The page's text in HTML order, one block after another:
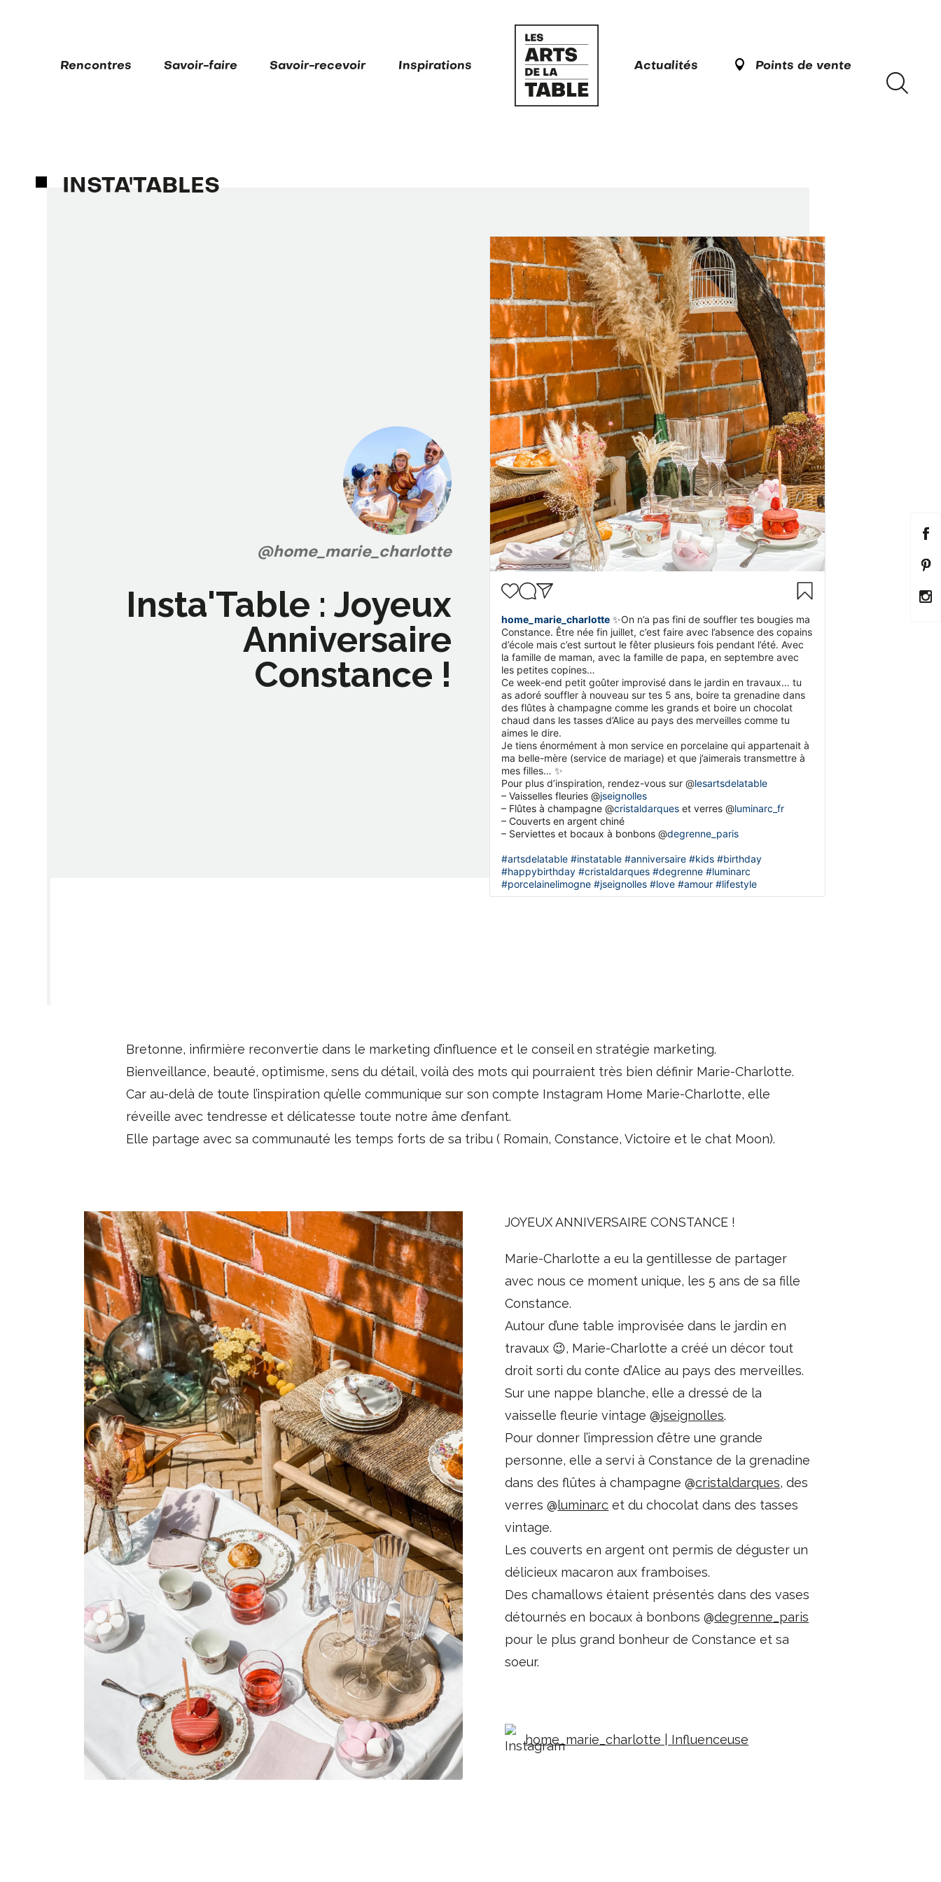
Rencontres Savoir-faire Savoir-recevoir Inspirations Actualités Points de vente
INSTA'TABLES
home_marie_charlotte✨On n’a pas fini de souffler tes bougies ma
Constance. Être née fin juillet, c’est faire avec l’absence des copains
d’école mais c’est surtout le fêter plusieurs fois pendant l’été. Avec
la famille de maman, avec la famille de papa, en septembre avec
les petites copines…
Ce week-end petit goûter improvisé dans le jardin en travaux… tu
as adoré souffler à nouveau sur tes 5 ans, boire ta grenadine dans
des flûtes à champagne comme les grands et boire un chocolat
chaud dans les tasses d’Alice au pays des merveilles comme tu
aimes le dire.
Je tiens énormément à mon service en porcelaine qui appartenait à
ma belle-mère (service de mariage) et que j’aimerais transmettre à
mes filles… ✨
Pour plus d’inspiration, rendez-vous sur @lesartsdelatable
– Vaisselles fleuries @jseignolles
– Flûtes à champagne @cristaldarqueset verres @luminarc_fr
– Couverts en argent chiné
– Serviettes et bocaux à bonbons @degrenne_paris
#artsdelatable #instatable #anniversaire #kids #birthday
#happybirthday #cristaldarques #degrenne #luminarc
#porcelainelimogne #jseignolles #love #amour #lifestyle
@home_marie_charlotte
Insta'Table : Joyeux
Anniversaire
Constance !
Bretonne, infirmière reconvertie dans le marketing d’influence et le conseil en stratégie marketing.
Bienveillance, beauté, optimisme, sens du détail, voilà des mots qui pourraient très bien définir Marie-Charlotte.
Car au-delà de toute l’inspiration qu’elle communique sur son compte Instagram Home Marie-Charlotte, elle
réveille avec tendresse et délicatesse toute notre âme d’enfant.
Elle partage avec sa communauté les temps forts de sa tribu ( Romain, Constance, Victoire et le chat Moon).
JOYEUX ANNIVERSAIRE CONSTANCE !
Marie-Charlotte a eu la gentillesse de partager
avec nous ce moment unique, les 5 ans de sa fille
Constance.
Autour d’une table improvisée dans le jardin en
travaux 😉, Marie-Charlotte a créé un décor tout
droit sorti du conte d’Alice au pays des merveilles.
Sur une nappe blanche, elle a dressé de la
vaisselle fleurie vintage @jseignolles.
Pour donner l’impression d’être une grande
personne, elle a servi à Constance de la grenadine
dans des flûtes à champagne @cristaldarques, des
verres @luminarc et du chocolat dans des tasses
vintage.
Les couverts en argent ont permis de déguster un
délicieux macaron aux framboises.
Des chamallows étaient présentés dans des vases
détournés en bocaux à bonbons @degrenne_paris
pour le plus grand bonheur de Constance et sa
soeur.
home_marie_charlotte | Influenceuse